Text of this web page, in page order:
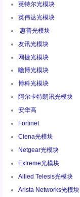
英特尔光模块
英伟达光模块
惠普光模块
友讯光模块
网捷光模块
瞻博光模块
博科光模块
阿尔卡特朗讯光模块
安华高
Fortinet
Ciena光模块
Netgear光模块
Extreme光模块
Allied Telesis光模块
Arista Networks光模块